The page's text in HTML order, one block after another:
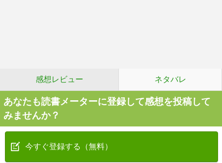
感想レビュー ネタバレ
あなたも読書メーターに登録して感想を投稿して
みませんか？
今すぐ登録する（無料）